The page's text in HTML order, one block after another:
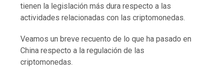
tienen la legislación más dura respecto a las
actividades relacionadas con las criptomonedas.
Veamos un breve recuento de lo que ha pasado en
China respecto a la regulación de las
criptomonedas.